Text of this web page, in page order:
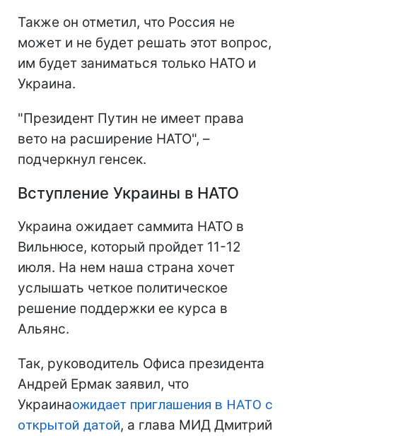
Также он отметил, что Россия не
может и не будет решать этот вопрос,
им будет заниматься только НАТО и
Украина.
"Президент Путин не имеет права
вето на расширение НАТО", –
подчеркнул генсек.
Вступление Украины в НАТО
Украина ожидает саммита НАТО в
Вильнюсе, который пройдет 11-12
июля. На нем наша страна хочет
услышать четкое политическое
решение поддержки ее курса в
Альянс.
Так, руководитель Офиса президента
Андрей Ермак заявил, что
Украинаожидает приглашения в НАТО с
открытой датой, а глава МИД Дмитрий